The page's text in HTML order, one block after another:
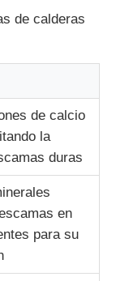
de calderas
de calcio
la
duras
en
para su